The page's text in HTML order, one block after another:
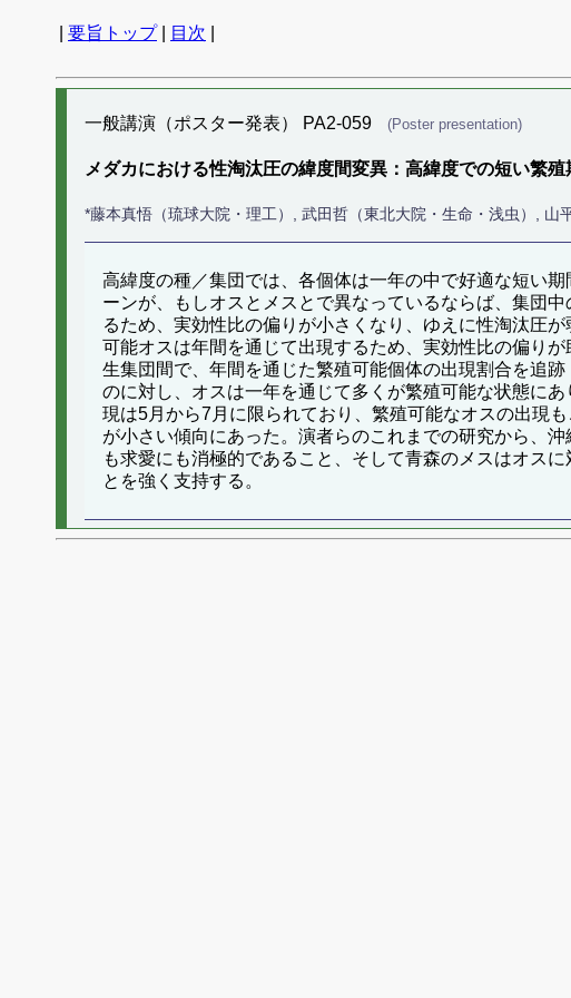
要旨トップ| 目次
一般講演（ポスター発表） PA2-059 (Poster presentation)
メダカにおける性淘汰圧の緯度間変異：高緯度での短い繁
*藤本真悟（琉球大院・理工）, 武田哲（東北大院・生命・浅虫）, 山
高緯度の種／集団では、各個体は一年の中で好適な短い
ーンが、もしオスとメスとで異なっているならば、集団
るため、実効性比の偏りが小さくなり、ゆえに性淘汰圧
可能オスは年間を通じて出現するため、実効性比の偏り
生集団間で、年間を通じた繁殖可能個体の出現割合を追
のに対し、オスは一年を通じて多くが繁殖可能な状態に
現は5月から7月に限られており、繁殖可能なオスの出現
が小さい傾向にあった。演者らのこれまでの研究から、
も求愛にも消極的であること、そして青森のメスはオス
とを強く支持する。